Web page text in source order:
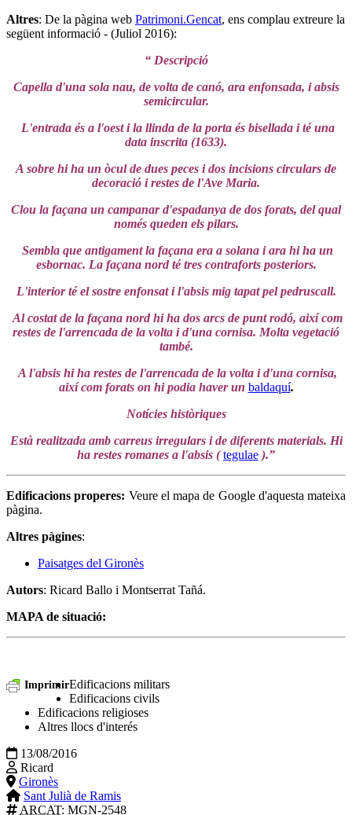
Altres: De la pàgina web Patrimoni.Gencat, ens complau extreure la
següent informació - (Juliol 2016):
“ Descripció
Capella d'una sola nau, de volta de canó, ara enfonsada, i absis
semicircular.
L'entrada és a l'oest i la llinda de la porta és bisellada i té una
data inscrita (1633).
A sobre hi ha un òcul de dues peces i dos incisions circulars de
decoració i restes de l'Ave Maria.
Clou la façana un campanar d'espadanya de dos forats, del qual
només queden els pilars.
Sembla que antigament la façana era a solana i ara hi ha un
esbornac. La façana nord té tres contraforts posteriors.
L'interior té el sostre enfonsat i l'absis mig tapat pel pedruscall.
Al costat de la façana nord hi ha dos arcs de punt rodó, així com
restes de l'arrencada de la volta i d'una cornisa. Molta vegetació
també.
A l'absis hi ha restes de l'arrencada de la volta i d'una cornisa,
així com forats on hi podia haver un baldaquí.
Notícies històriques
Està realitzada amb carreus irregulars i de diferents materials. Hi
ha restes romanes a l'absis ( tegulae ).”
Edificacions properes: Veure el mapa de Google d'aquesta mateixa
pàgina.
Altres pàgines:
Paisatges del Gironès
Autors: Ricard Ballo i Montserrat Tañá.
MAPA de situació:
ImprimirEdificacions militars
Edificacions civils
Edificacions religioses
Altres llocs d'interés
13/08/2016
Ricard
Gironès
Sant Julià de Ramis
ARCAT: MGN-2548